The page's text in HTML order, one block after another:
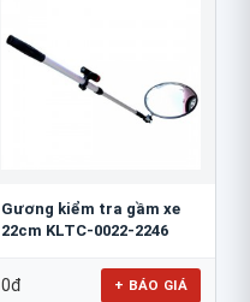
Gương kiểm tra gầm xe
22cm KLTC-0022-2246
0đ + BÁO GIÁ